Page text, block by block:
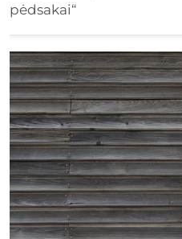
pėdsakai“